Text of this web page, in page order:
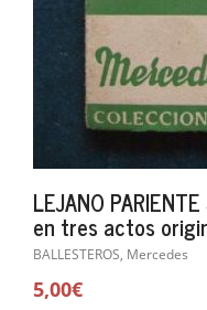
LEJANO
en tres actos
BALLESTEROS, Mercedes
5,00€